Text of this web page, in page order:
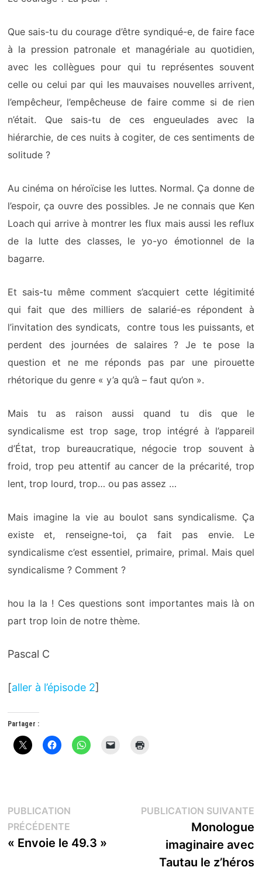
Que sais-tu du courage d’être syndiqué-e, de faire face
à la pression patronale et managériale au quotidien,
avec les collègues pour qui tu représentes souvent
celle ou celui par qui les mauvaises nouvelles arrivent,
l’empêcheur, l’empêcheuse de faire comme si de rien
n’était. Que sais-tu de ces engueulades avec la
hiérarchie, de ces nuits à cogiter, de ces sentiments de
solitude ?
Au cinéma on héroïcise les luttes. Normal. Ça donne de
l’espoir, ça ouvre des possibles. Je ne connais que Ken
Loach qui arrive à montrer les flux mais aussi les reflux
de la lutte des classes, le yo-yo émotionnel de la
bagarre.
Et sais-tu même comment s’acquiert cette légitimité
qui fait que des milliers de salarié-es répondent à
l’invitation des syndicats, contre tous les puissants, et
perdent des journées de salaires ? Je te pose la
question et ne me réponds pas par une pirouette
rhétorique du genre « y’a qu’à – faut qu’on ».
Mais tu as raison aussi quand tu dis que le
syndicalisme est trop sage, trop intégré à l’appareil
d’État, trop bureaucratique, négocie trop souvent à
froid, trop peu attentif au cancer de la précarité, trop
lent, trop lourd, trop… ou pas assez …
Mais imagine la vie au boulot sans syndicalisme. Ça
existe et, renseigne-toi, ça fait pas envie. Le
syndicalisme c’est essentiel, primaire, primal. Mais quel
syndicalisme ? Comment ?
hou la la ! Ces questions sont importantes mais là on
part trop loin de notre thème.
Pascal C
[aller à l’épisode 2]
Partager :
Navigation
de
PUBLICATION
PRÉCÉDENTEPublication
précédente :
« Envoie le 49.3 »
PUBLICATION SUIVANTE
Monologue
imaginaire avec
Tautau le z’héros